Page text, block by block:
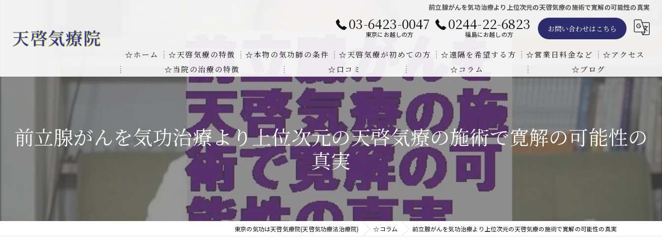
前立腺がんを気功治療より上位次元の天啓気療の施術で寛解の可能性の真実
03-6423-0047
東京にお越しの方
0244-22-6823
福島にお越しの方
お問い合わせはこちら
☆ホーム ☆天啓気療の特徴
お客様の質問に対する回答
天啓気療に関する書籍
本物の気功師にも優るサイ能力の凄さ
気功治療や療法と天啓気療の違い
☆本物の気功師の条件
クンダリニーの上昇でチャクラの覚醒
☆天啓気療が初めての方 ☆遠隔を希望する方
遠隔気功ヒーリングで難病の克服の方法と効果
☆営業日料金など
東京での瞑想気功教室の開催について
☆アクセス
天啓気療院 東京店
☆当院の治療の特徴
線維筋痛症が天啓気療により奇跡的な寛解
難病の疾患
難病治療に革命チャクラ覚醒サイ能力
肝臓の疾患
肝臓疾患の原因と症状を解明及び緩解法
心臓の疾患
☆口コミ ☆コラム ☆ブログ
前立腺がんを気功治療より上位次元の天啓気療の施術で寛解の可能性の
真実
東京の気功は天啓気療院(天啓気功療法治療院) ☆コラム 前立腺がんを気功治療より上位次元の天啓気療の施術で寛解の可能性の真実